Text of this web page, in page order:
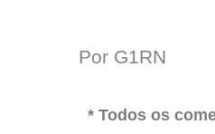
Por G1RN
* Todos os